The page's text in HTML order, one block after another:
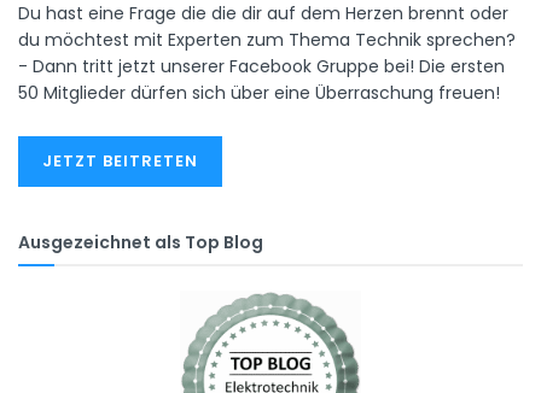
Du hast eine Frage die die dir auf dem Herzen brennt oder
du möchtest mit Experten zum Thema Technik sprechen?
- Dann tritt jetzt unserer Facebook Gruppe bei! Die ersten
50 Mitglieder dürfen sich über eine Überraschung freuen!
JETZT BEITRETEN
Ausgezeichnet als Top Blog